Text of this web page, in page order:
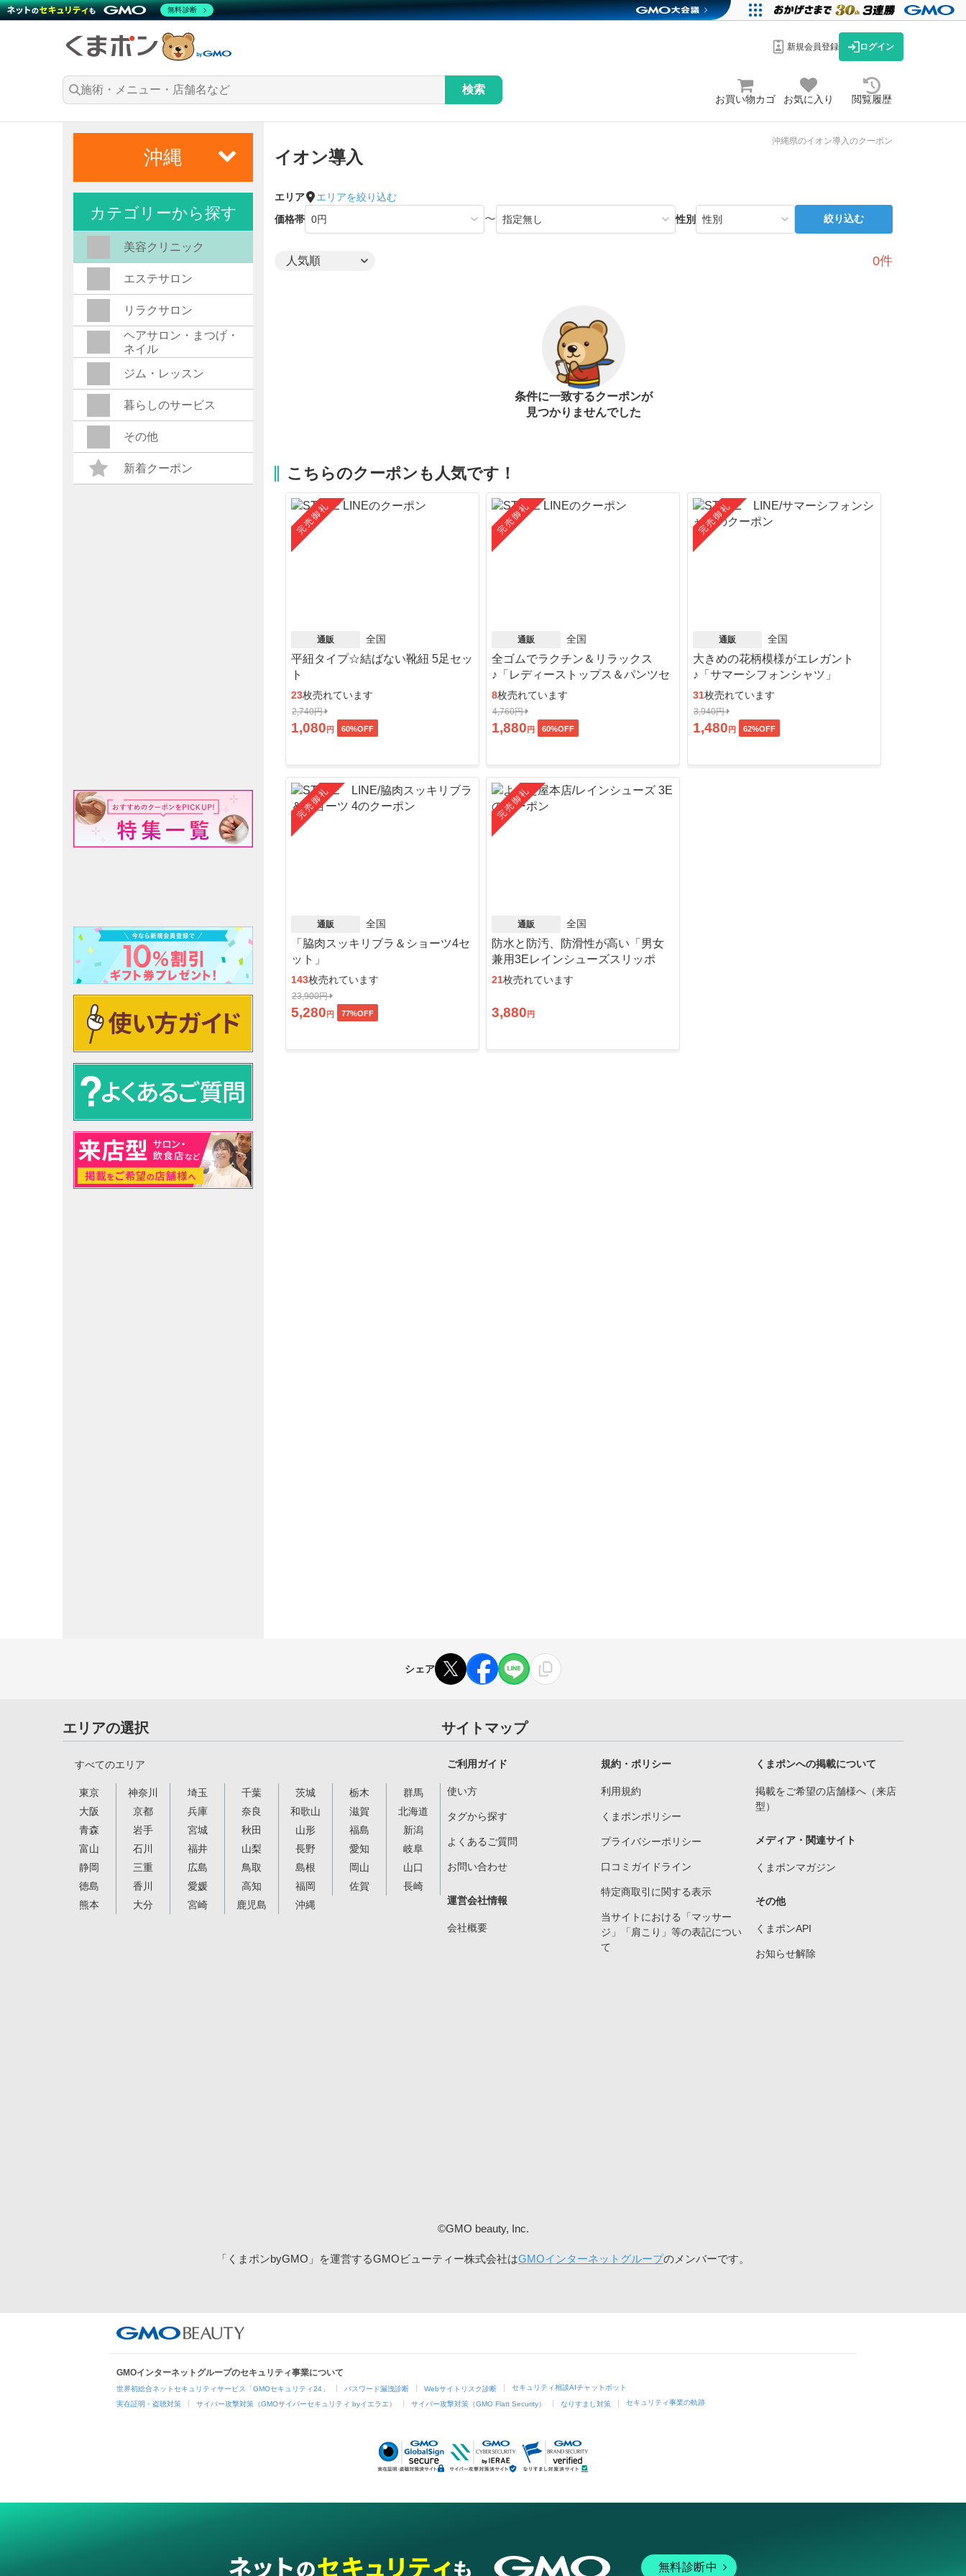
新規会員登録 ログイン
検索
お買い物カゴ お気に入り 閲覧履歴
沖縄県のイオン導入のクーポン
イオン導入
エリア
エリアを絞り込む
価格帯
〜 性別 絞り込む
0件
条件に一致するクーポンが
見つかりませんでした
こちらのクーポンも人気です！
完売御礼
通販 全国
平紐タイプ☆結ばない靴紐 5足セッ
ト
23枚売れています
2,740円
1,080 円 60%OFF
完売御礼
通販 全国
全ゴムでラクチン＆リラックス
♪「レディーストップス＆パンツセ
ット」
8枚売れています
4,760円
1,880 円 60%OFF
完売御礼
通販 全国
大きめの花柄模様がエレガント
♪「サマーシフォンシャツ」
31枚売れています
3,940円
1,480 円 62%OFF
完売御礼
通販 全国
「脇肉スッキリブラ＆ショーツ4セ
ット」
143枚売れています
23,900円
5,280 円 77%OFF
完売御礼
通販 全国
防水と防汚、防滑性が高い「男女
兼用3Eレインシューズスリッポ
ン」
21枚売れています
3,880 円
沖縄
カテゴリーから探す
美容クリニック
エステサロン
リラクサロン
ヘアサロン・まつげ・
ネイル
ジム・レッスン
暮らしのサービス
その他
新着クーポン
シェア
エリアの選択
すべてのエリア
東京 神奈川 埼玉 千葉 茨城 栃木
群馬
大阪
京都 兵庫 奈良 和歌山 滋賀
北海道
青森
岩手 宮城 秋田 山形 福島
新潟
富山
石川 福井 山梨 長野 愛知
岐阜
静岡
三重 広島 鳥取 島根 岡山
山口
徳島
香川 愛媛 高知 福岡 佐賀
長崎
熊本
大分 宮崎 鹿児島 沖縄
サイトマップ
ご利用ガイド
使い方
タグから探す
よくあるご質問
お問い合わせ
運営会社情報
会社概要
規約・ポリシー
利用規約
くまポンポリシー
プライバシーポリシー
口コミガイドライン
特定商取引に関する表示
当サイトにおける「マッサー
ジ」「肩こり」等の表記につい
て
くまポンへの掲載について
掲載をご希望の店舗様へ（来店
型）
メディア・関連サイト
くまポンマガジン
その他
くまポンAPI
お知らせ解除
©GMO beauty, Inc.
「くまポンbyGMO」を運営するGMOビューティー株式会社はGMOインターネットグループのメンバーです。
GMOインターネットグループのセキュリティ事業について
世界初総合ネットセキュリティサービス「GMOセキュリティ24」 パスワード漏洩診断 Webサイトリスク診断 セキュリティ相談AIチャットボット
実在証明・盗聴対策 サイバー攻撃対策（GMOサイバーセキュリティ byイエラエ） サイバー攻撃対策（GMO Flatt Security） なりすまし対策 セキュリティ事業の軌跡
無料診断中
無料診断